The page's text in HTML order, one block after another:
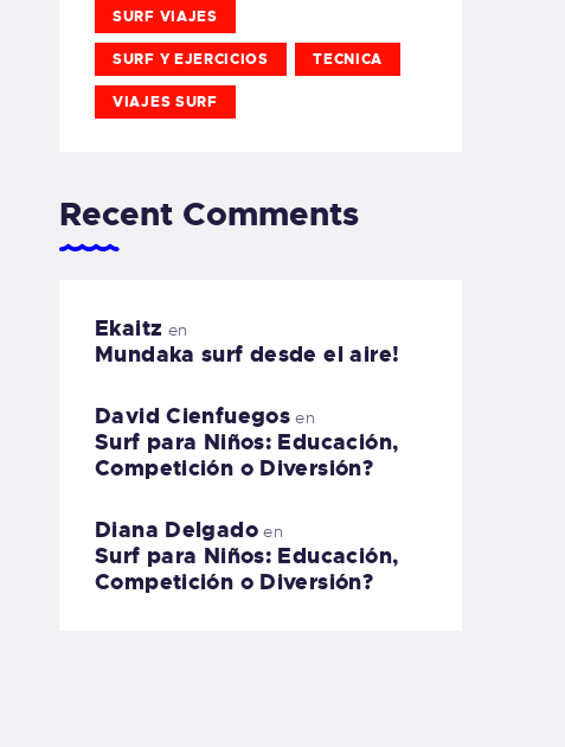
SURF VIAJES
SURF Y EJERCICIOS TECNICA
VIAJES SURF
Recent Comments
Ekaitz en
Mundaka surf desde el aire!
David Cienfuegos en
Surf para Niños: Educación,
Competición o Diversión?
Diana Delgadoen
Surf para Niños: Educación,
Competición o Diversión?